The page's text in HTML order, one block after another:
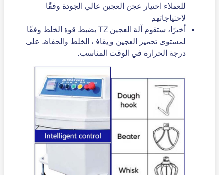
للعملاء اختيار عجن العجين عالي الجودة وفقًا
لاحتياجاتهم
أخيرًا، ستقوم آلة العجين TZ بضبط قوة الخلط وفقًا
لمستوى تخمير العجين وإيقاف الخلط والحفاظ على
درجة الحرارة في الوقت المناسب.